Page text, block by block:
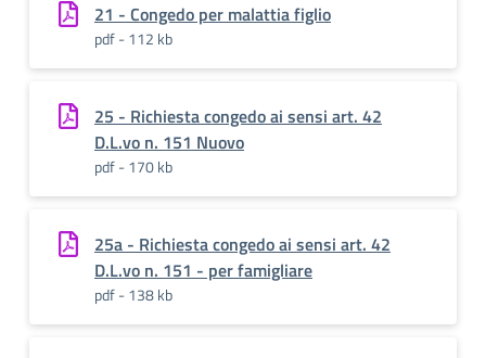
21 - Congedo per malattia figlio
pdf - 112 kb
25 - Richiesta congedo ai sensi art. 42
D.L.vo n. 151 Nuovo
pdf - 170 kb
25a - Richiesta congedo ai sensi art. 42
D.L.vo n. 151 - per famigliare
pdf - 138 kb